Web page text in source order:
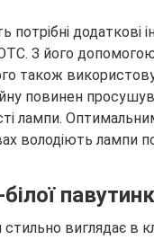
потрібні
З його
також
повинен
лампи.
володіють лампи
виглядає в